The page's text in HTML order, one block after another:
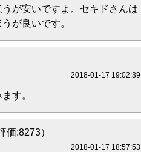
が安いですよ。セキドさんは
が良いです。
2018-01-17 19:02:39
す。
価:8273）
2018-01-17 18:57:53